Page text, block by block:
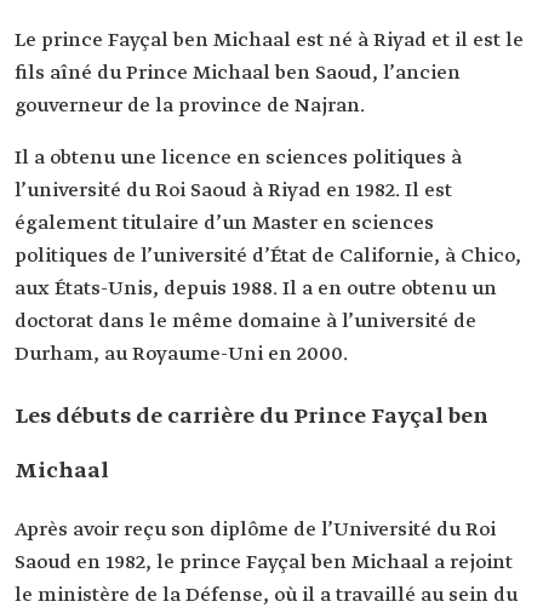
Le prince Fayçal ben Michaal est né à Riyad et il est le
fils aîné du Prince Michaal ben Saoud, l’ancien
gouverneur de la province de Najran.
Il a obtenu une licence en sciences politiques à
l’université du Roi Saoud à Riyad en 1982. Il est
également titulaire d’un Master en sciences
politiques de l’université d’État de Californie, à Chico,
aux États-Unis, depuis 1988. Il a en outre obtenu un
doctorat dans le même domaine à l’université de
Durham, au Royaume-Uni en 2000.
Les débuts de carrière du Prince Fayçal ben
Michaal
Après avoir reçu son diplôme de l’Université du Roi
Saoud en 1982, le prince Fayçal ben Michaal a rejoint
le ministère de la Défense, où il a travaillé au sein du